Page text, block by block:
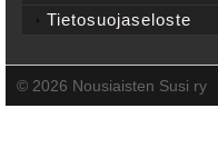
Tietosuojaseloste
© 2026 Nousiaisten Susi ry